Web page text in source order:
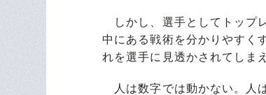
しかし、選手としてトップ
中にある戦術を分かりやすく
れを選手に見透かされてしま
人は数字では動かない。人